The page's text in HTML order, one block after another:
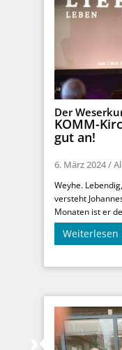
Der
KOMM-
gut an!
6. März 2024/
Weyhe.
versteht
Monaten ist er
Weiterlesen